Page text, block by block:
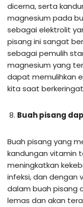
dicerna, serta
magnesium pada
sebagai elektrolit
pisang ini sangat
sebagai pemulih
magnesium yang
dapat memulihkan
kita saat
Buah pisang
Buah pisang yang
kandungan vitamin
meningkatkan
infeksi, dan dengan
dalam buah pisang
lemas dan akan